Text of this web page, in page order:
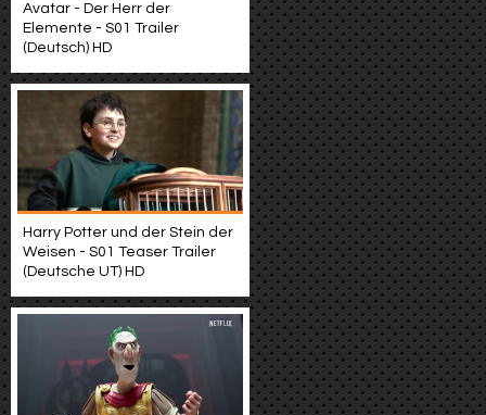
Avatar - Der Herr der
Elemente - S01 Trailer
(Deutsch) HD
Harry Potter und der Stein der
Weisen - S01 Teaser Trailer
(Deutsche UT) HD